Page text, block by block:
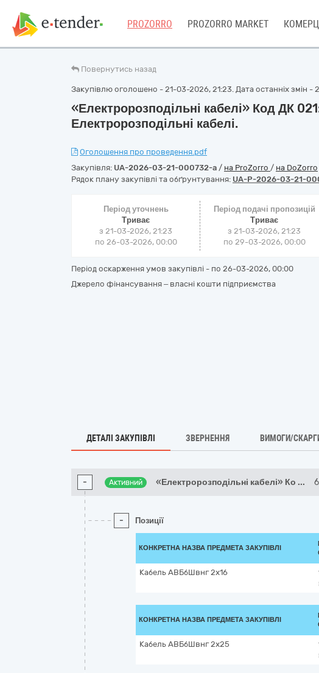
PROZORRO PROZORRO MARKET
Повернутись назад
Закупівлю оголошено - 21-03-2026, 21:23. Дата останніх змін -
«Електророзподільні кабелі» Код ДК
Електророзподільні кабелі.
Оголошення про проведення.pdf
Закупівля: UA-2026-03-21-000732-a / на ProZorro / на DoZorro
Рядок плану закупівлі та обґрунтування: UA-P-2026-03-21-
Період уточнень
Триває
з 21-03-2026, 21:23
по 26-03-2026, 00:00
Період подачі пропозицій
Триває
з 21-03-2026, 21:23
по 29-03-2026, 00:00
Період оскарження умов закупівлі - по 26-03-2026, 00:00
Джерело фінансування – власні кошти підприємства
ДЕТАЛІ ЗАКУПІВЛІ ЗВЕРНЕННЯ ВИМОГИ/
- Активний «Електророзподільні кабелі» Ко ...
- Позиції
КОНКРЕТНА НАЗВА ПРЕДМЕТА ЗАКУПІВЛІ
Кабель АВБбШвнг 2х16
КОНКРЕТНА НАЗВА ПРЕДМЕТА ЗАКУПІВЛІ
Кабель АВБбШвнг 2х25